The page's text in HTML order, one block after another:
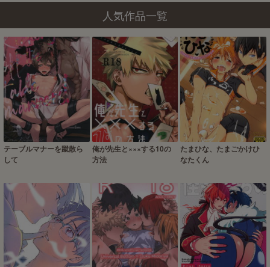
人気作品一覧
テーブルマナーを蹴散ら
して
俺が先生と×××する10の
方法
たまひな、たまごかけひ
なたくん